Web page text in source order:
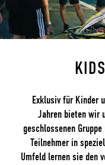
Exklusiv für Kinder
Jahren bieten wir
geschlossenen
Teilnehmer in
Umfeld lernen sie den